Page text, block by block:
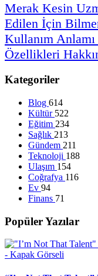
Merak Kesin
Edilen İçin
Kullanım Anlamı
Özellikleri
Kategoriler
Blog 614
Kültür 522
Eğitim 234
Sağlık 213
Gündem 211
Teknoloji 188
Ulaşım 154
Coğrafya 116
Ev 94
Finans 71
Popüler Yazılar